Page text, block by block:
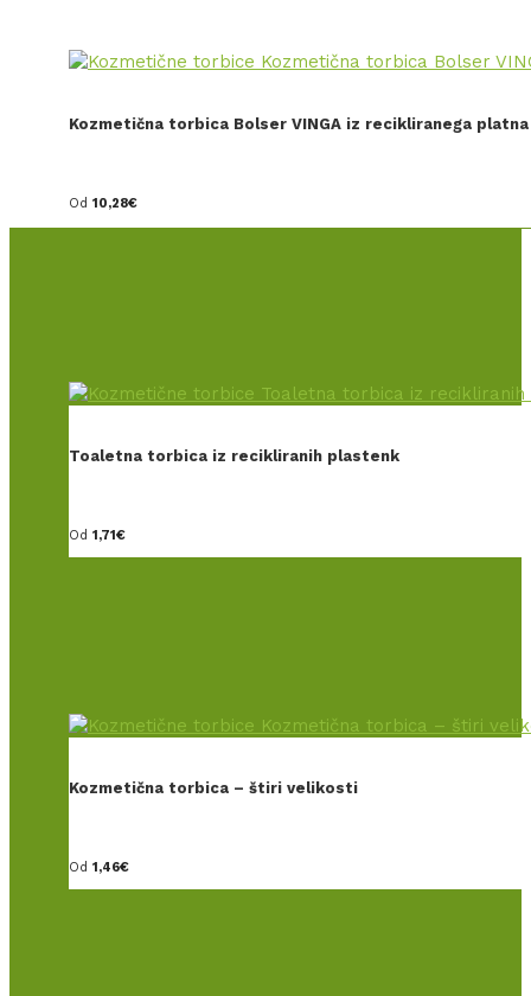
Kozmetična torbica Bolser VINGA iz recikliranega platna
Od 10,28€
Toaletna torbica iz recikliranih plastenk
Od 1,71 €
Kozmetična torbica – štiri velikosti
Od 1,46€